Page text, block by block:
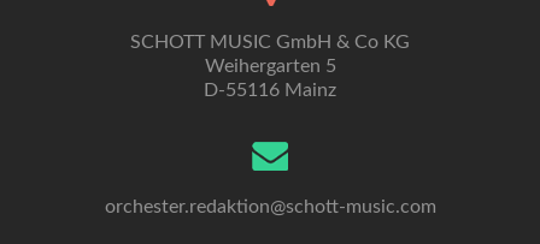
SCHOTT MUSIC GmbH & Co KG
Weihergarten 5
D-55116 Mainz
orchester.redaktion@schott-music.com